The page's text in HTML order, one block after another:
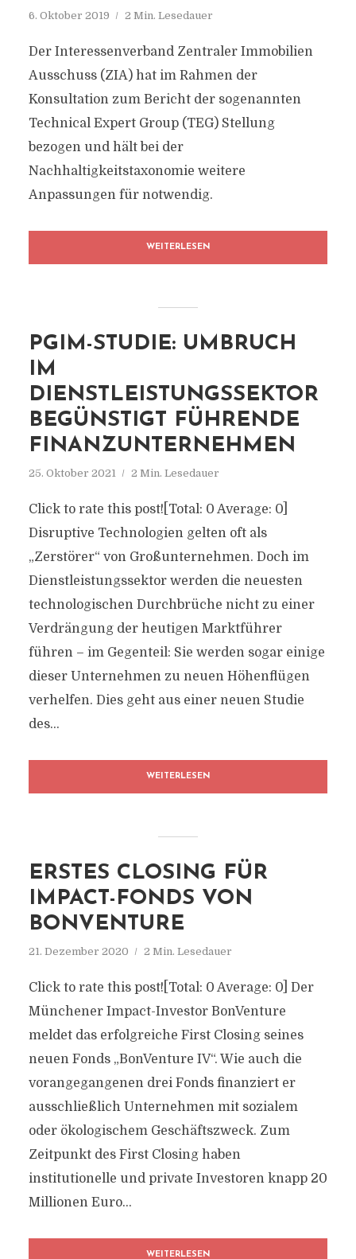
6. Oktober 2019 2 Min. Lesedauer
Der Interessenverband Zentraler Immobilien
Ausschuss (ZIA) hat im Rahmen der
Konsultation zum Bericht der sogenannten
Technical Expert Group (TEG) Stellung
bezogen und hält bei der
Nachhaltigkeitstaxonomie weitere
Anpassungen für notwendig.
WEITERLESEN
PGIM-STUDIE: UMBRUCH
IM
DIENSTLEISTUNGSSEKTOR
BEGÜNSTIGT FÜHRENDE
FINANZUNTERNEHMEN
25. Oktober 2021 2 Min. Lesedauer
Click to rate this post![Total: 0 Average: 0]
Disruptive Technologien gelten oft als
„Zerstörer“ von Großunternehmen. Doch im
Dienstleistungssektor werden die neuesten
technologischen Durchbrüche nicht zu einer
Verdrängung der heutigen Marktführer
führen – im Gegenteil: Sie werden sogar einige
dieser Unternehmen zu neuen Höhenflügen
verhelfen. Dies geht aus einer neuen Studie
des...
WEITERLESEN
ERSTES CLOSING FÜR
IMPACT-FONDS VON
BONVENTURE
21. Dezember 2020 2 Min. Lesedauer
Click to rate this post![Total: 0 Average: 0] Der
Münchener Impact-Investor BonVenture
meldet das erfolgreiche First Closing seines
neuen Fonds „BonVenture IV“. Wie auch die
vorangegangenen drei Fonds finanziert er
ausschließlich Unternehmen mit sozialem
oder ökologischem Geschäftszweck. Zum
Zeitpunkt des First Closing haben
institutionelle und private Investoren knapp 20
Millionen Euro...
WEITERLESEN